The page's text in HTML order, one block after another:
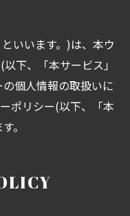
いいます。)は、本ウ
下、「本サービス」
個人情報の取扱いに
ポリシー(以下、「本
。